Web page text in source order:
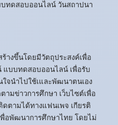
ทดสอบออนไลน์ วันสถาปนา
างขึ้นโดยมีวัตถุประสงค์เพื่อ
แบบทดสอบออนไลน์ เพื่อรับ
จนำไปใช้เและพัฒนาตนเอง
ามข่าวการศึกษา เว็บไซต์เพื่อ
ตามได้ทางแฟนเพจ เกียรติ
อพัฒนาการศึกษาไทย โดยไม่